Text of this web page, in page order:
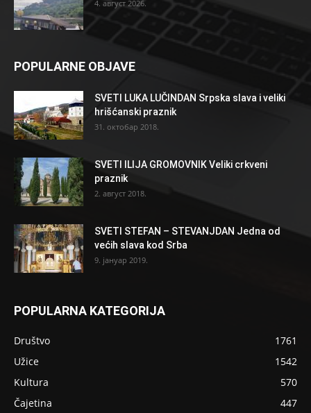
4. август 2026.
POPULARNE OBJAVE
SVETI LUKA LUČINDAN Srpska slava i veliki
hrišćanski praznik
31. октобар 2018.
SVETI ILIJA GROMOVNIK Veliki crkveni
praznik
2. август 2018.
SVETI STEFAN – STEVANJDAN Jedna od
većih slava kod Srba
9. јануар 2019.
POPULARNA KATEGORIJA
Društvo
1761
Užice
1542
Kultura
570
Čajetina
447